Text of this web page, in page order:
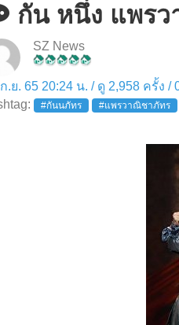
กัน หนึ่ง แพรว
SZ News
.ย. 65 20:24 น. / ดู 2,958 ครั้ง /
#กันนภัทร #แพรวาณิชาภัทร